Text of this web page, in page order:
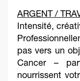
ARGENT /
Intensité,
pas vers un
Cancer –
nourrissent